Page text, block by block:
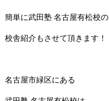
簡単に武田塾 名古屋有松校の
校舎紹介もさせて頂きます！
名古屋市緑区にある